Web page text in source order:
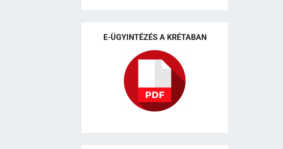
E-ÜGYINTÉZÉS A KRÉTABAN